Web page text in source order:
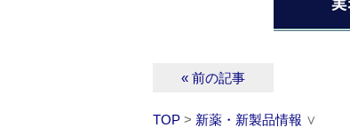
« 前の記事
TOP > 新薬・新製品情報 ∨